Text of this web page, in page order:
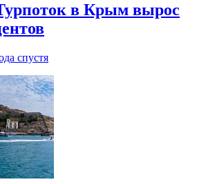
в Крым вырос
спустя